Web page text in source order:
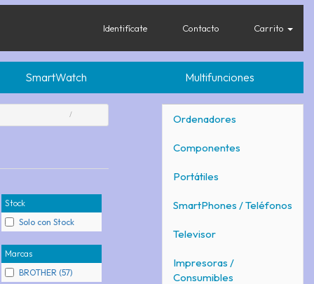
Identifícate Contacto Carrito
SmartWatch Multifunciones
Ordenadores
Componentes
Portátiles
SmartPhones / Teléfonos
Televisor
Impresoras /
Consumibles
Stock
Solo con Stock
Marcas
BROTHER (57)